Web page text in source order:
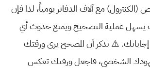
(الكنترول) مع آلاف الدفاتر يومياً، لذا فإن
يسهل عملية التصحيح ويمنع حدوث أي
⚠️ تذكر أن المصحح يرى ورقتك
الشخصي، فاجعل ورقتك تعكس